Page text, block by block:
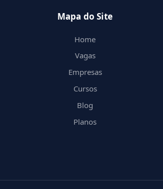
Mapa do Site
Home
Vagas
Empresas
Cursos
Blog
Planos